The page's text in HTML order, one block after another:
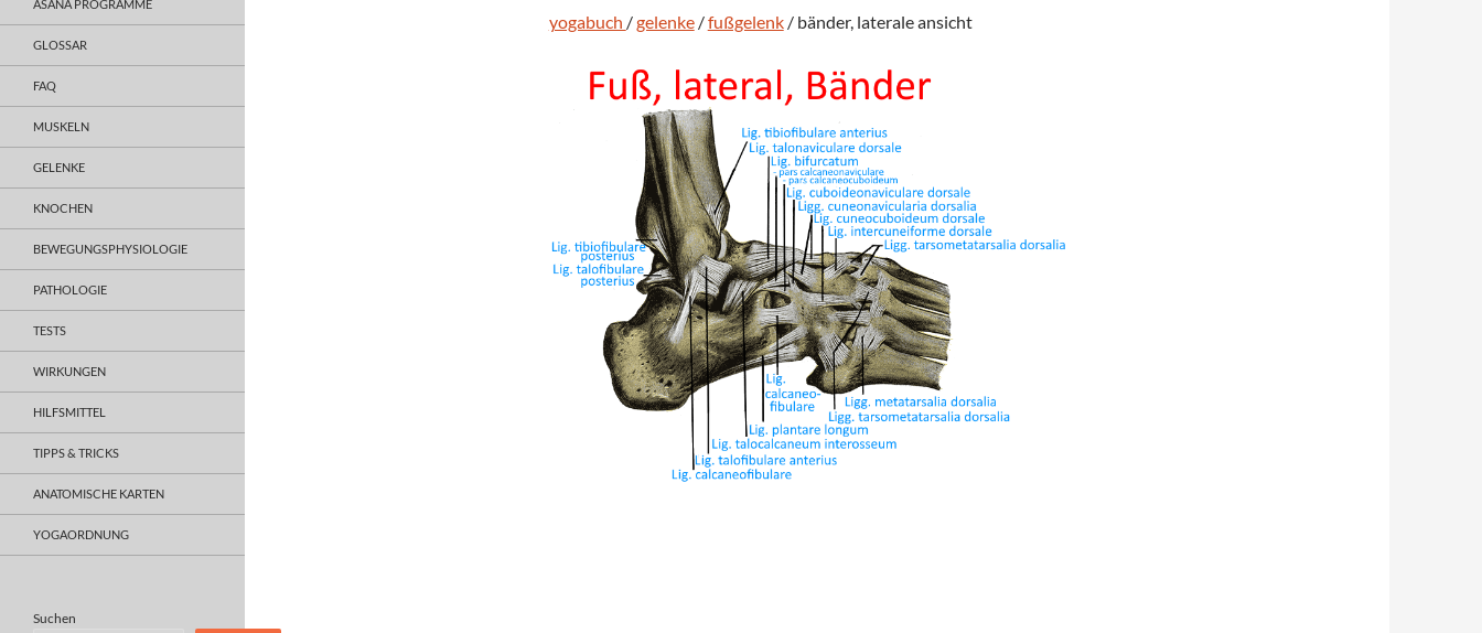
yogabuch /gelenke/fußgelenk/ bänder, laterale ansicht
ASANA PROGRAMME
GLOSSAR
FAQ
MUSKELN
GELENKE
KNOCHEN
BEWEGUNGSPHYSIOLOGIE
PATHOLOGIE
TESTS
WIRKUNGEN
HILFSMITTEL
TIPPS & TRICKS
ANATOMISCHE KARTEN
YOGAORDNUNG
Suchen